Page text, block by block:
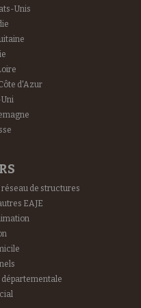
Unis
d'Azur
de structures
EAJE
départementale